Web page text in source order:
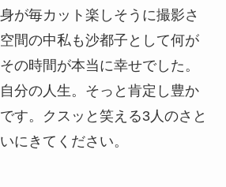
が毎カット楽しそうに撮影さ
間の中私も沙都子として何が
の時間が本当に幸せでした。
分の人生。そっと肯定し豊か
す。クスッと笑える3人のさと
にきてください。